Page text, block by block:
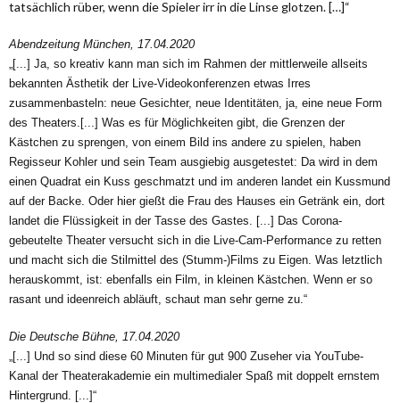
tatsächlich rüber, wenn die Spieler irr in die Linse glotzen. […]“
Abendzeitung München, 17.04.2020
„[...] Ja, so kreativ kann man sich im Rahmen der mittlerweile allseits
bekannten Ästhetik der Live-Videokonferenzen etwas Irres
zusammenbasteln: neue Gesichter, neue Identitäten, ja, eine neue Form
des Theaters.[...] Was es für Möglichkeiten gibt, die Grenzen der
Kästchen zu sprengen, von einem Bild ins andere zu spielen, haben
Regisseur Kohler und sein Team ausgiebig ausgetestet: Da wird in dem
einen Quadrat ein Kuss geschmatzt und im anderen landet ein Kussmund
auf der Backe. Oder hier gießt die Frau des Hauses ein Getränk ein, dort
landet die Flüssigkeit in der Tasse des Gastes. [...] Das Corona-
gebeutelte Theater versucht sich in die Live-Cam-Performance zu retten
und macht sich die Stilmittel des (Stumm-)Films zu Eigen. Was letztlich
herauskommt, ist: ebenfalls ein Film, in kleinen Kästchen. Wenn er so
rasant und ideenreich abläuft, schaut man sehr gerne zu.“
Die Deutsche Bühne, 17.04.2020
„[...] Und so sind diese 60 Minuten für gut 900 Zuseher via YouTube-
Kanal der Theaterakademie ein multimedialer Spaß mit doppelt ernstem
Hintergrund. [...]“